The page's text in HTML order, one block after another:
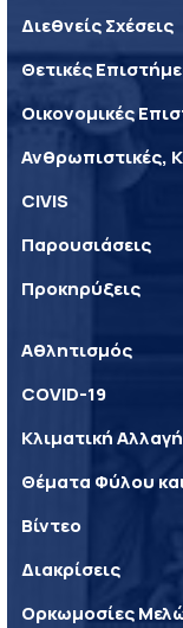
Διεθνείς Σχέσεις
Θετικές
Οικονομικές
Ανθρωπιστικές,
CIVIS
Παρουσιάσεις
Προκηρύξεις
Αθλητισμός
COVID-19
Κλιματική
Θέματα Φύλου
Βίντεο
Διακρίσεις
Ορκωμοσίες